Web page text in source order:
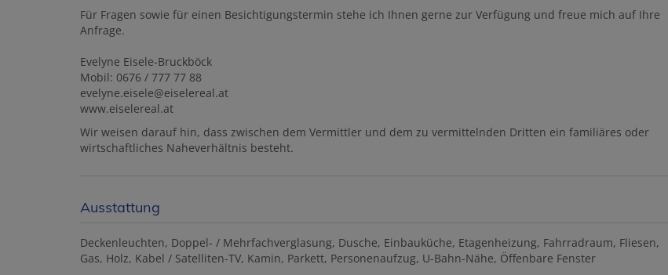
Für Fragen sowie für einen Besichtigungstermin stehe ich Ihnen gerne zur Verfügung und freue mich auf Ihre
Anfrage.
Evelyne Eisele-Bruckböck
Mobil: 0676 / 777 77 88
evelyne.eisele@eiselereal.at
www.eiselereal.at
Wir weisen darauf hin, dass zwischen dem Vermittler und dem zu vermittelnden Dritten ein familiäres oder
wirtschaftliches Naheverhältnis besteht.
Ausstattung
Deckenleuchten Doppel- / Mehrfachverglasung Dusche Einbauküche Etagenheizung Fahrradraum Fliesen
Gas Holz Kabel / Satelliten-TV Kamin Parkett Personenaufzug U-Bahn-Nähe Öffenbare Fenster